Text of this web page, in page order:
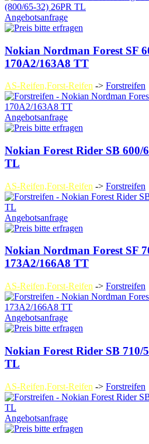
Angebotsanfrage
Nokian Nordman Forest SF
170A2/163A8 TT
AS-Reifen,Forst-Reifen -> Forstreifen
Angebotsanfrage
Nokian Forest Rider SB 600/
TL
AS-Reifen,Forst-Reifen -> Forstreifen
Angebotsanfrage
Nokian Nordman Forest SF
173A2/166A8 TT
AS-Reifen,Forst-Reifen -> Forstreifen
Angebotsanfrage
Nokian Forest Rider SB 710/
TL
AS-Reifen,Forst-Reifen -> Forstreifen
Angebotsanfrage